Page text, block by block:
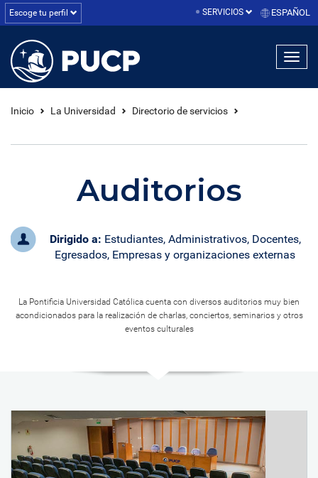
Escoge tu perfil SERVICIOS ESPAÑOL
Inicio La Universidad Directorio de servicios
Auditorios
Dirigido a: Estudiantes, Administrativos, Docentes,
Egresados, Empresas y organizaciones externas
La Pontificia Universidad Católica cuenta con diversos auditorios muy bien
acondicionados para la realización de charlas, conciertos, seminarios y otros
eventos culturales